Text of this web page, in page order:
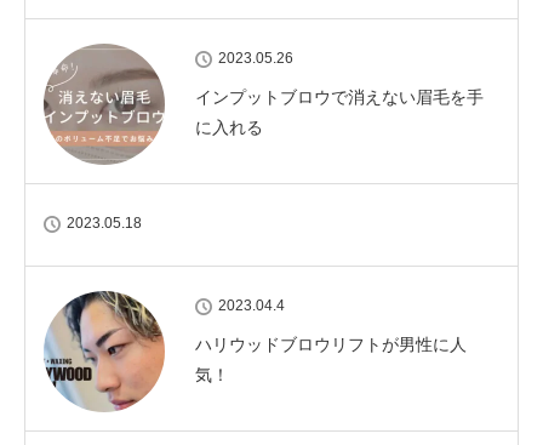
2023.05.26
インプットブロウで消えない眉毛を手
に入れる
2023.05.18
2023.04.4
ハリウッドブロウリフトが男性に人
気！